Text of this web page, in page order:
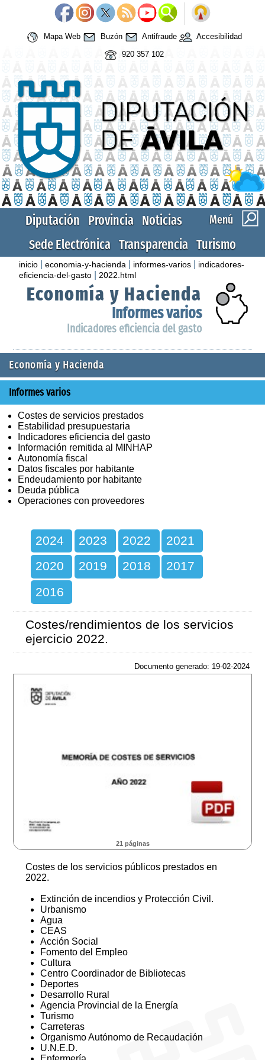
Mapa Web Buzón Antifraude
Accesibilidad
920 357 102
Menú
Diputación Provincia Noticias
Sede Electrónica Transparencia Turismo
inicio |economia-y-hacienda informes-varios
indicadores-
eficiencia-del-gasto
2022.html
Economía y Hacienda
Informes varios
Indicadores eficiencia del gasto
Economía y Hacienda
Informes varios
Costes de servicios prestados
Estabilidad presupuestaria
Indicadores eficiencia del gasto
Información remitida al MINHAP
Autonomía fiscal
Datos fiscales por habitante
Endeudamiento por habitante
Deuda pública
Operaciones con proveedores
2024 2023 2022
2021
2020
2019 2018
2017
2016
Costes/rendimientos de los servicios
ejercicio 2022.
Documento generado: 19-02-2024
21 páginas
Costes de los servicios públicos prestados en
2022.
Extinción de incendios y Protección Civil.
Urbanismo
Agua
CEAS
Acción Social
Fomento del Empleo
Cultura
Centro Coordinador de Bibliotecas
Deportes
Desarrollo Rural
Agencia Provincial de la Energía
Turismo
Carreteras
Organismo Autónomo de Recaudación
U.N.E.D.